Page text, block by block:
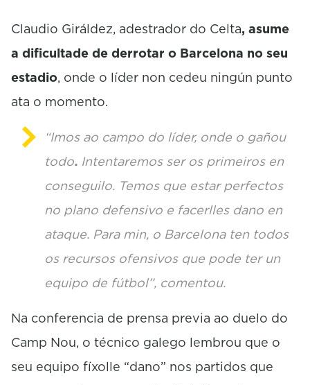
n
s
Claudio Giráldez, adestrador do Celta, asume
a dificultade de derrotar o Barcelona no seu
estadio, onde o líder non cedeu ningún punto
ata o momento.
“Imos ao campo do líder, onde o gañou
todo. Intentaremos ser os primeiros en
conseguilo. Temos que estar perfectos
no plano defensivo e facerlles dano en
ataque. Para min, o Barcelona ten todos
os recursos ofensivos que pode ter un
equipo de fútbol”, comentou.
Na conferencia de prensa previa ao duelo do
Camp Nou, o técnico galego lembrou que o
seu equipo fíxolle “dano” nos partidos que